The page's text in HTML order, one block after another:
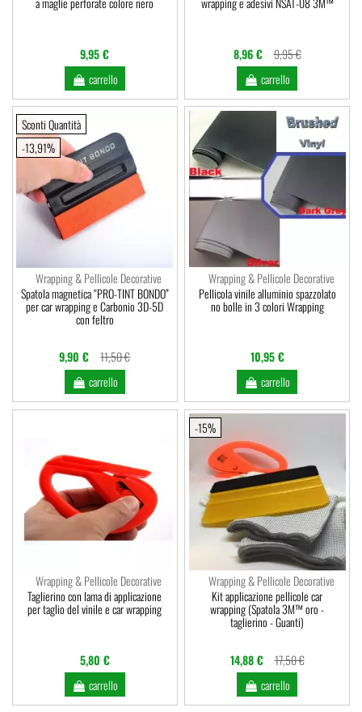
9,95 €
carrello
8,96 €
9,95 €
carrello
Sconti Quantità
-13,91%
Wrapping & Pellicole Decorative
Spatola magnetica “PRO-TINT BONDO”
per car wrapping e Carbonio 3D-5D
con feltro
9,90 €
11,50 €
carrello
Wrapping & Pellicole Decorative
Pellicola vinile alluminio spazzolato
no bolle in 3 colori Wrapping
10,95 €
carrello
Wrapping & Pellicole Decorative
Taglierino con lama di applicazione
per taglio del vinile e car wrapping
5,80 €
carrello
-15%
Wrapping & Pellicole Decorative
Kit applicazione pellicole car
wrapping (Spatola 3M™ oro -
taglierino - Guanti)
14,88 €
17,50 €
carrello